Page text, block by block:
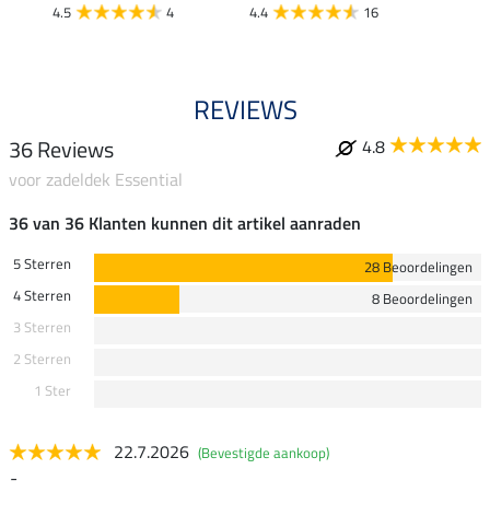
4.5 4 4.4 16
REVIEWS
36 Reviews
4.8
voor zadeldek Essential
36 van 36 Klanten kunnen dit artikel aanraden
5 Sterren
28 Beoordelingen
4 Sterren
8 Beoordelingen
3 Sterren
2 Sterren
1 Ster
22.7.2026 (Bevestigde aankoop)
-